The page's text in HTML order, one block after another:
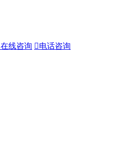
在线咨询 电话咨询